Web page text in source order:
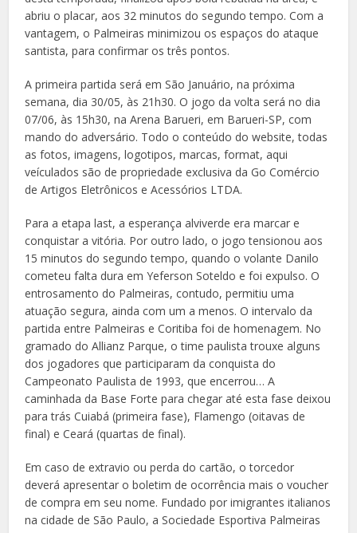
abriu o placar, aos 32 minutos do segundo tempo. Com a
vantagem, o Palmeiras minimizou os espaços do ataque
santista, para confirmar os três pontos.
A primeira partida será em São Januário, na próxima
semana, dia 30/05, às 21h30. O jogo da volta será no dia
07/06, às 15h30, na Arena Barueri, em Barueri-SP, com
mando do adversário. Todo o conteúdo do website, todas
as fotos, imagens, logotipos, marcas, format, aqui
veículados são de propriedade exclusiva da Go Comércio
de Artigos Eletrônicos e Acessórios LTDA.
Para a etapa last, a esperança alviverde era marcar e
conquistar a vitória. Por outro lado, o jogo tensionou aos
15 minutos do segundo tempo, quando o volante Danilo
cometeu falta dura em Yeferson Soteldo e foi expulso. O
entrosamento do Palmeiras, contudo, permitiu uma
atuação segura, ainda com um a menos. O intervalo da
partida entre Palmeiras e Coritiba foi de homenagem. No
gramado do Allianz Parque, o time paulista trouxe alguns
dos jogadores que participaram da conquista do
Campeonato Paulista de 1993, que encerrou… A
caminhada da Base Forte para chegar até esta fase deixou
para trás Cuiabá (primeira fase), Flamengo (oitavas de
final) e Ceará (quartas de final).
Em caso de extravio ou perda do cartão, o torcedor
deverá apresentar o boletim de ocorrência mais o voucher
de compra em seu nome. Fundado por imigrantes italianos
na cidade de São Paulo, a Sociedade Esportiva Palmeiras